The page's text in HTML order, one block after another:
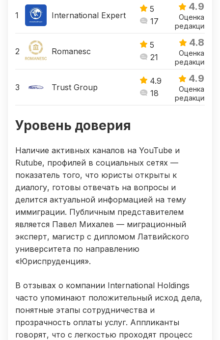
International Expert
5
17
4.9
Оценка
редакции
Romanesc
5
21
4.8
Оценка
редакции
Trust Group
4.9
18
4.9
Оценка
редакции
Уровень доверия
Наличие активных каналов на YouTube и
Rutube, профилей в социальных сетях —
показатель того, что юристы открыты к
диалогу, готовы отвечать на вопросы и
делится актуальной информацией на тему
иммиграции. Публичным представителем
является Павел Михалев — миграционный
эксперт, магистр с дипломом Латвийского
университета по направлению
«Юриспруденция».
В отзывах о компании International Holdings
часто упоминают положительный исход дела,
понятные этапы сотрудничества и
прозрачность оплаты услуг. Аппликанты
говорят, что с легкостью проходят процесс